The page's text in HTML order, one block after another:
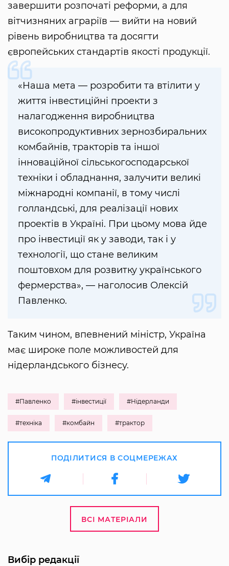
завершити розпочаті реформи, а для
вітчизняних аграріїв — вийти на новий
рівень виробництва та досягти
європейських стандартів якості продукції.
«Наша мета — розробити та втілити у
життя інвестиційні проекти з
налагодження виробництва
високопродуктивних зернозбиральних
комбайнів, тракторів та іншої
інноваційної сільськогосподарської
техніки і обладнання, залучити великі
міжнародні компанії, в тому числі
голландські, для реалізації нових
проектів в Україні. При цьому мова йде
про інвестиції як у заводи, так і у
технології, що стане великим
поштовхом для розвитку українського
фермерства», — наголосив Олексій
Павленко.
Таким чином, впевнений міністр, Україна
має широке поле можливостей для
нідерландського бізнесу.
#Павленко #інвестиції #Нідерланди
#техніка #комбайн #трактор
ПОДІЛИТИСЯ В СОЦМЕРЕЖАХ
ВСІ МАТЕРІАЛИ
Вибір редакції